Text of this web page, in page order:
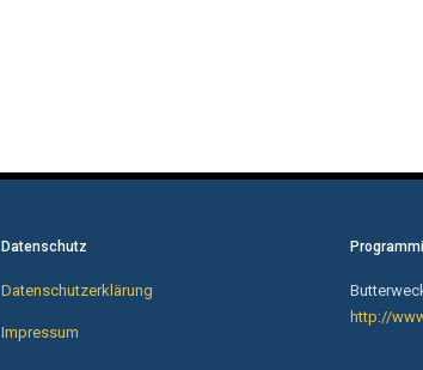
Datenschutz
Datenschutzerklärung
Impressum
http://